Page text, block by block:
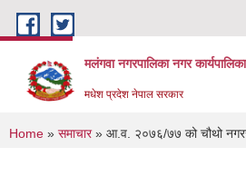
Skip to main content
मलंगवा नगरपालिका नगर
मधेश प्रदेश नेपाल सरकार
You are here
Home » समाचार» आ.व. २०७६/७७ को चौथो